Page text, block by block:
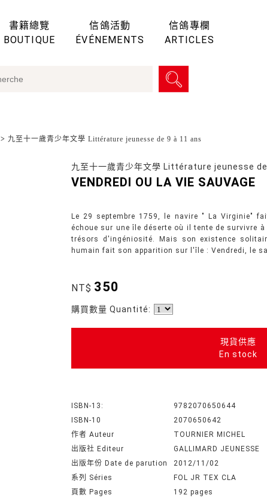
書籍總覽
BOUTIQUE
信鴿活動
ÉVÉNEMENTS
信鴿專欄
ARTICLES
> 九至十一歲青少年文學 Littérature jeunesse de 9 à 11 ans
九至十一歲青少年文學 Littérature jeunesse
VENDREDI OU LA VIE SAUVAGE
Le 29 septembre 1759, le navire " La Virginie"
échoue sur une île déserte où il tente de survivre
trésors d'ingéniosité. Mais son existence
humain fait son apparition sur l'île : Vendredi, le
NT$ 350
購買數量 Quantité:
現貨供應
En stock
ISBN-13:
9782070650644
ISBN-10
2070650642
作者 Auteur
TOURNIER MICHEL
出版社 Editeur
GALLIMARD JEUNESSE
出版年份 Date de parution
2012/11/02
系列 Séries
FOL JR TEX CLA
頁數 Pages
192 pages